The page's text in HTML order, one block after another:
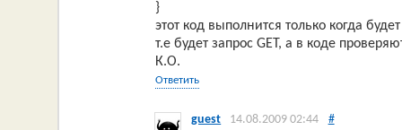
}
этот код выполнится только когда
т.е будет запрос GET, а в коде
К.О.
Ответить
guest 14.08.2009 02:44 #